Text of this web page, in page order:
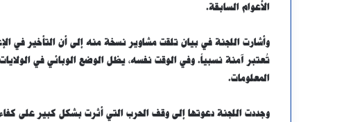
الأعوام السابقة.
وأشارت اللجنة في بيان تلقت مشاوير نسخة منه إلى أن التأخير في
تُعتبر آمنة نسبياً. وفي الوقت نفسه، يظل الوضع الوبائي في
المعلومات.
وجددت اللجنة دعوتها إلى وقف الحرب التي أثرت بشكل كبير على